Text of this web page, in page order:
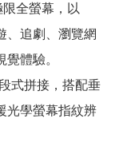
全螢幕，以
、追劇、瀏覽網
體驗。
式拼接，搭配垂
光學螢幕指紋辨